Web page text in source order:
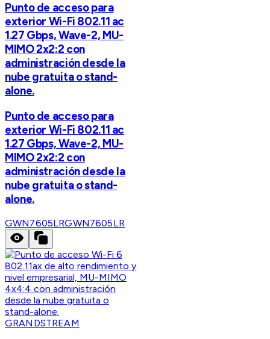
Punto de acceso para
exterior Wi-Fi 802.11 ac
1.27 Gbps, Wave-2, MU-
MIMO 2x2:2 con
administración desde la
nube gratuita o stand-
alone.
Punto de acceso para
exterior Wi-Fi 802.11 ac
1.27 Gbps, Wave-2, MU-
MIMO 2x2:2 con
administración desde la
nube gratuita o stand-
alone.
GWN7605LRGWN7605LR
GRANDSTREAM